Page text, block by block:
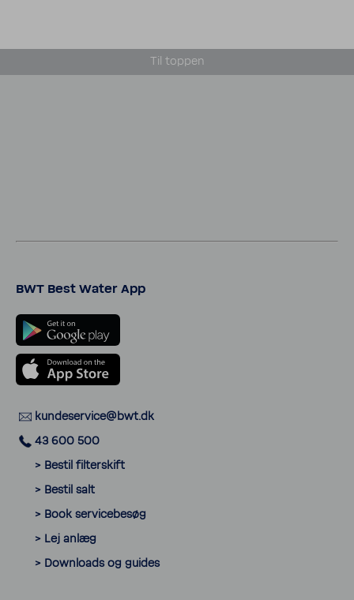
Til toppen
BWT Best Water App
kunde­ser­vice@bwt.dk
43 600 500
> Bestil filter­skift
> Bestil salt
> Book servi­ce­besøg
> Lej anlæg
> Down­loads og guides